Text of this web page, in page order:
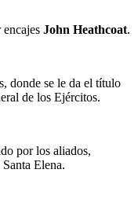
John Heathcoat.
donde se le da el título
de los Ejércitos.
por los aliados,
Elena.